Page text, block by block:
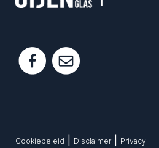
Cookiebeleid Disclaimer Privacy